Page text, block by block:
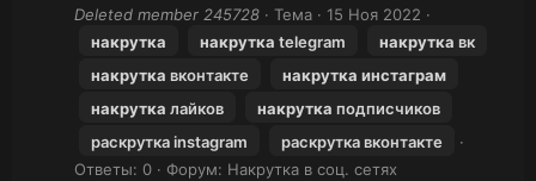
Deleted member 245728
Тема
15 Ноя 2022
накрутка
накрутка telegram накрутка вк
накрутка вконтакте накрутка инстаграм
накрутка лайков накрутка подписчиков
раскрутка instagram
раскрутка вконтакте
Ответы: 0
Форум: Накрутка в соц. сетях